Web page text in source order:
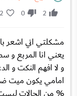
2
0
2
مشكلتي اني اشعر
يعني انا المربع و
و لا افهم النكت و